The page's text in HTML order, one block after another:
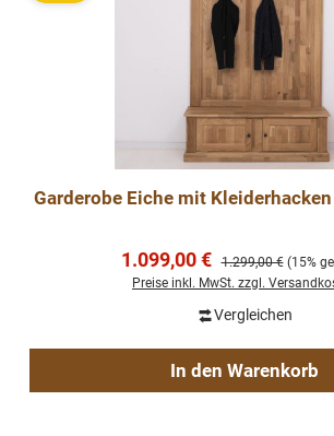
Garderobe Eiche mit
Verkaufspreis:
1.099,00 € Regulärer Preis:
1.299,00 € (15%
Preise inkl. MwSt. zzgl.
Vergleichen
In den Warenkorb